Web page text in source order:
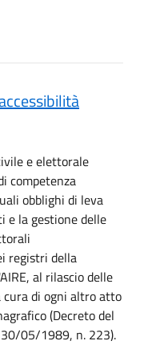
e elettorale
competenza
obblighi di leva
la gestione delle
registri della
al rilascio delle
di ogni altro atto
(Decreto del
05/1989, n. 223).